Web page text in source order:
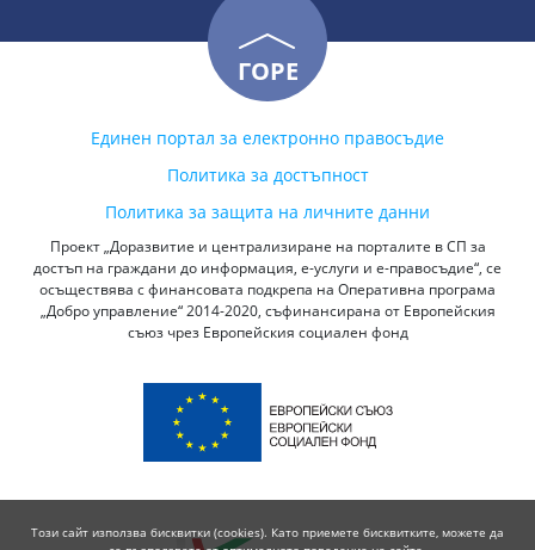
ГОРЕ
Единен портал за електронно правосъдие
Политика за достъпност
Политика за защита на личните данни
Проект „Доразвитие и централизиране на порталите в СП за
достъп на граждани до информация, е-услуги и е-правосъдие“, се
осъществява с финансовата подкрепа на Оперативна програма
„Добро управление“ 2014-2020, съфинансирана от Европейския
съюз чрез Европейския социален фонд
Този сайт използва бисквитки (cookies). Като приемете бисквитките, можете да